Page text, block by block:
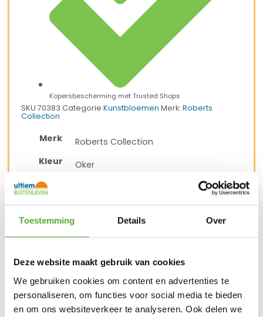
Toestemming Details Over
Deze website maakt gebruik van cookies
We gebruiken cookies om content en advertenties te
personaliseren, om functies voor social media te bieden
en om ons websiteverkeer te analyseren. Ook delen we
Kopersbescherming met Trusted Shops
SKU70383Categorie Kunstbloemen Merk:Roberts
Collection
Merk
Roberts Collection
Kleur
Oker
Materiaal
SKU